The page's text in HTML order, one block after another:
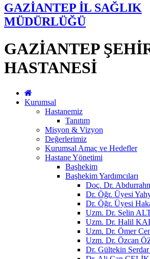
GAZİANTEP İL SAĞLIK
MÜDÜRLÜĞÜ
GAZİANTEP
HASTANESİ
Kurumsal
Hastanemiz
Tanıtım
Misyon & Vizyon
Değerlerimiz
Kurumsal Amaç ve Hedefler
Hastane Yönetimi
Başhekim
Başhekim Yardımcıları
Doç. Dr.
Dr. Öğr. Üyesi
Dr. Öğr. Üyesi
Uzm. Dr. Selin
Uzm. Dr. Halil
Uzm. Dr. Ömer
Uzm. Dr. Özcan
Dr. Gültekin